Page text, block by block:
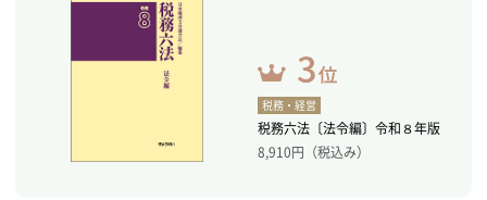
税務・経営
税務六法〔法令編〕令和８年版
8,910円（税込み）